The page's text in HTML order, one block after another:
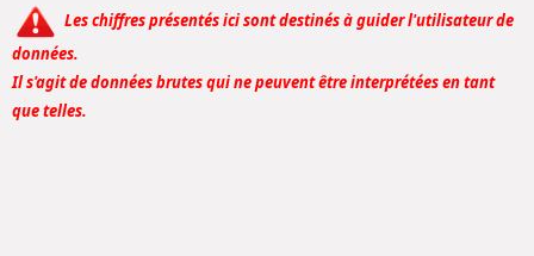
Les chiffres présentés ici sont destinés à guider l'utilisateur de
données.
Il s'agit de données brutes qui ne peuvent être interprétées en tant
que telles.